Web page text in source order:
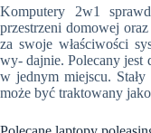
Komputery 2w1
przestrzeni domowej
za swoje właściwości
wy- dajnie. Polecany jest
w jednym miejscu.
może być traktowany